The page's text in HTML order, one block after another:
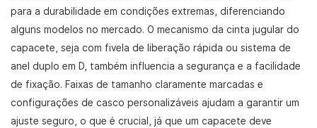
para a durabilidade em condições extremas, diferenciando
alguns modelos no mercado. O mecanismo da cinta jugular do
capacete, seja com fivela de liberação rápida ou sistema de
anel duplo em D, também influencia a segurança e a facilidade
de fixação. Faixas de tamanho claramente marcadas e
configurações de casco personalizáveis ​​ajudam a garantir um
ajuste seguro, o que é crucial, já que um capacete deve